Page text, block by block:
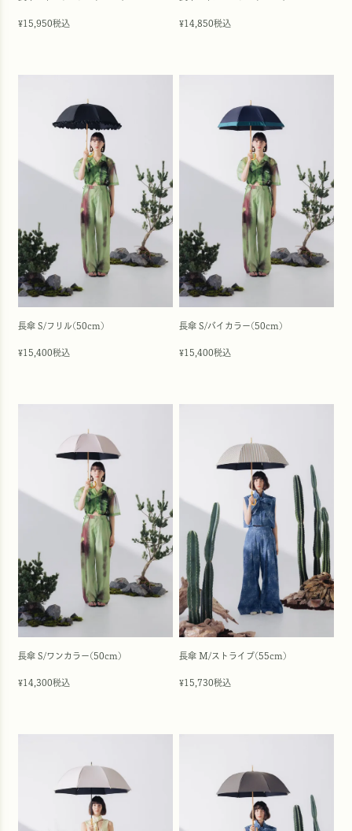
¥15,950税込 ¥14,850税込
長傘 S/フリル(50cm)
¥15,400税込
長傘 S/バイカラー(50cm)
¥15,400税込
長傘 S/ワンカラー(50cm)
¥14,300税込
長傘 M/ストライプ(55cm)
¥15,730税込